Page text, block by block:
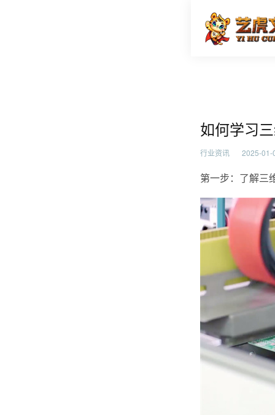
如何学
如何学习
行业资讯 2025-01-
第一步：了解三